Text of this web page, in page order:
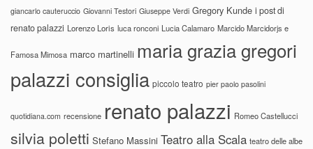
giancarlo cauteruccio Giovanni Testori Giuseppe Verdi Gregory Kunde i post di
renato palazzi Lorenzo Loris luca ronconi Lucia Calamaro Marcido Marcidorjs e
Famosa Mimosa marco martinelli maria grazia gregori
palazzi consiglia piccolo teatro pier paolo pasolini
quotidiana.com recensione renato palazzi Romeo Castellucci
silvia poletti Stefano Massini Teatro alla Scala teatro delle albe